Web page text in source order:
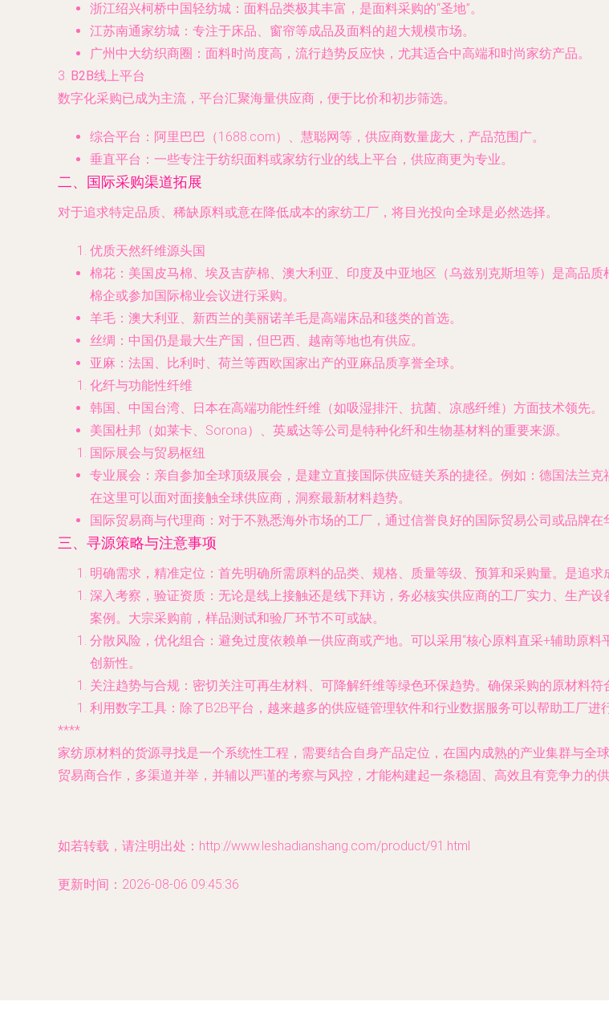
浙江绍兴柯桥中国轻纺城 ：面料品类极其丰富，是面料采购的“圣地”。
江苏南通家纺城 ：专注于床品、窗帘等成品及面料的超大规模市场。
广州中大纺织商圈 ：面料时尚度高，流行趋势反应快，尤其适合中高端和时尚家纺产品。
3. B2B线上平台
数字化采购已成为主流，平台汇聚海量供应商，便于比价和初步筛选。
综合平台 ：阿里巴巴（1688.com）、慧聪网等，供应商数量庞大，产品范围广。
垂直平台 ：一些专注于纺织面料或家纺行业的线上平台，供应商更为专业。
二、国际采购渠道拓展
对于追求特定品质、稀缺原料或意在降低成本的家纺工厂，将目光投向全球是必然选择。
优质天然纤维源头国
棉花 ：美国皮马棉、埃及吉萨棉、澳大利亚、印度及中亚地区（乌兹别克斯坦等）是高品
棉企或参加国际棉业会议进行采购。
羊毛 ：澳大利亚、新西兰的美丽诺羊毛是高端床品和毯类的首选。
丝绸 ：中国仍是最大生产国，但巴西、越南等地也有供应。
亚麻 ：法国、比利时、荷兰等西欧国家出产的亚麻品质享誉全球。
化纤与功能性纤维
韩国、中国台湾、日本在高端功能性纤维（如吸湿排汗、抗菌、凉感纤维）方面技术领先。
美国杜邦（如莱卡、Sorona）、英威达等公司是特种化纤和生物基材料的重要来源。
国际展会与贸易枢纽
专业展会 ：亲自参加全球顶级展会，是建立直接国际供应链关系的捷径。例如：德国法兰
在这里可以面对面接触全球供应商，洞察最新材料趋势。
国际贸易商与代理商 ：对于不熟悉海外市场的工厂，通过信誉良好的国际贸易公司或品牌
三、寻源策略与注意事项
明确需求，精准定位 ：首先明确所需原料的品类、规格、质量等级、预算和采购量。是追
深入考察，验证资质 ：无论是线上接触还是线下拜访，务必核实供应商的工厂实力、生产
案例。大宗采购前，样品测试和验厂环节不可或缺。
分散风险，优化组合 ：避免过度依赖单一供应商或产地。可以采用“核心原料直采+辅助原
创新性。
关注趋势与合规 ：密切关注可再生材料、可降解纤维等绿色环保趋势。确保采购的原材料
利用数字工具 ：除了B2B平台，越来越多的供应链管理软件和行业数据服务可以帮助工厂
****
家纺原材料的货源寻找是一个系统性工程，需要结合自身产品定位，在国内成熟的产业集群与
贸易商合作，多渠道并举，并辅以严谨的考察与风控，才能构建起一条稳固、高效且有竞争力的
如若转载，请注明出处：http://www.leshadianshang.com/product/91.html
更新时间：2026-08-06 09:45:36